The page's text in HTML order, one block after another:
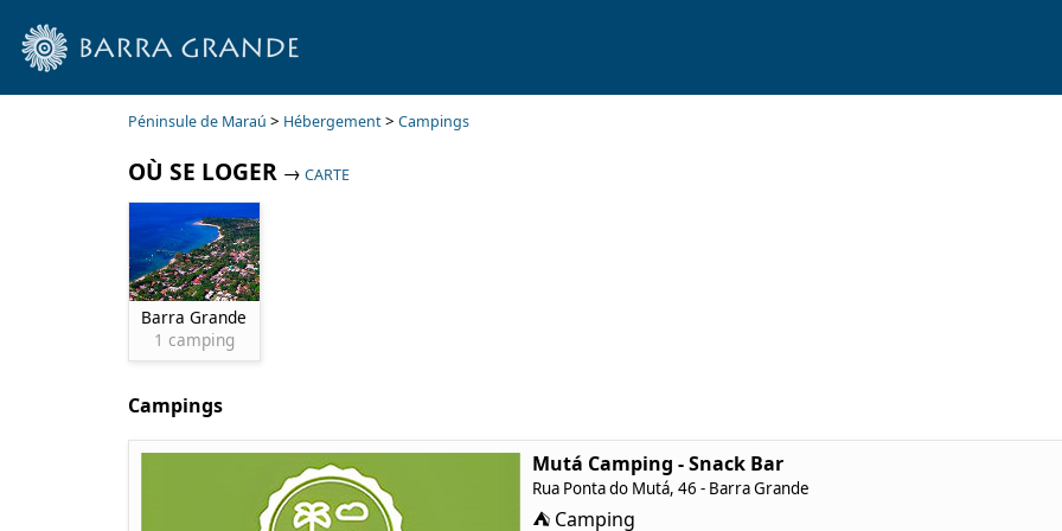
Péninsule de Maraú > Hébergement> Campings
OÙ SE LOGER→ CARTE
Barra Grande
1 camping
Campings
Mutá Camping - Snack Bar
Rua Ponta do Mutá, 46 - Barra Grande
⛺ Camping